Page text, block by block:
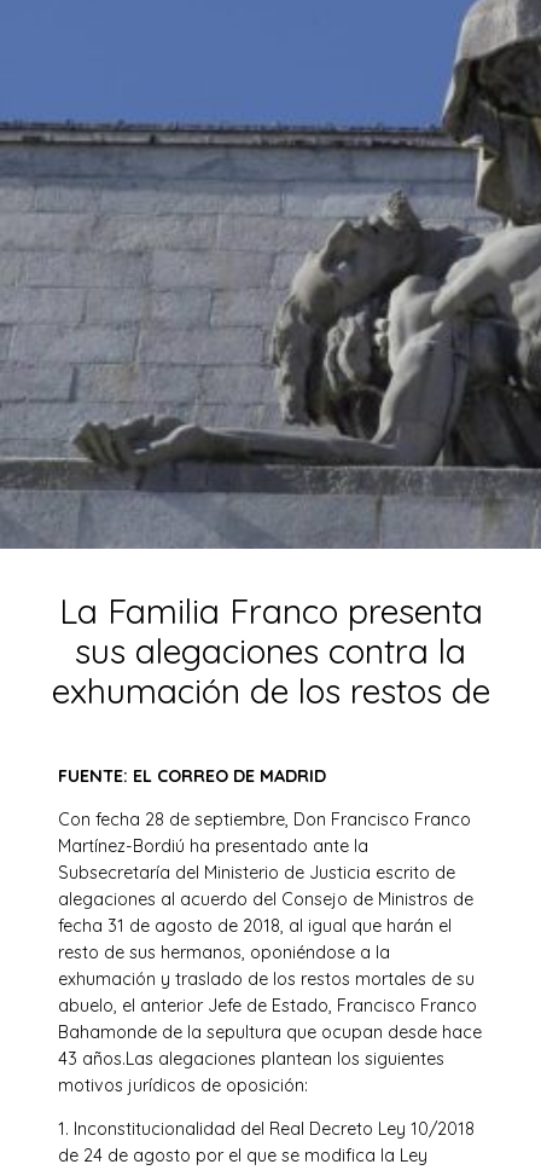
La Familia Franco presenta
sus alegaciones contra la
exhumación de los restos de
FUENTE: EL CORREO DE MADRID
Con fecha 28 de septiembre, Don Francisco Franco
Martínez-Bordiú ha presentado ante la
Subsecretaría del Ministerio de Justicia escrito de
alegaciones al acuerdo del Consejo de Ministros de
fecha 31 de agosto de 2018, al igual que harán el
resto de sus hermanos, oponiéndose a la
exhumación y traslado de los restos mortales de su
abuelo, el anterior Jefe de Estado, Francisco Franco
Bahamonde de la sepultura que ocupan desde hace
43 años.Las alegaciones plantean los siguientes
motivos jurídicos de oposición:
1. Inconstitucionalidad del Real Decreto Ley 10/2018
de 24 de agosto por el que se modifica la Ley